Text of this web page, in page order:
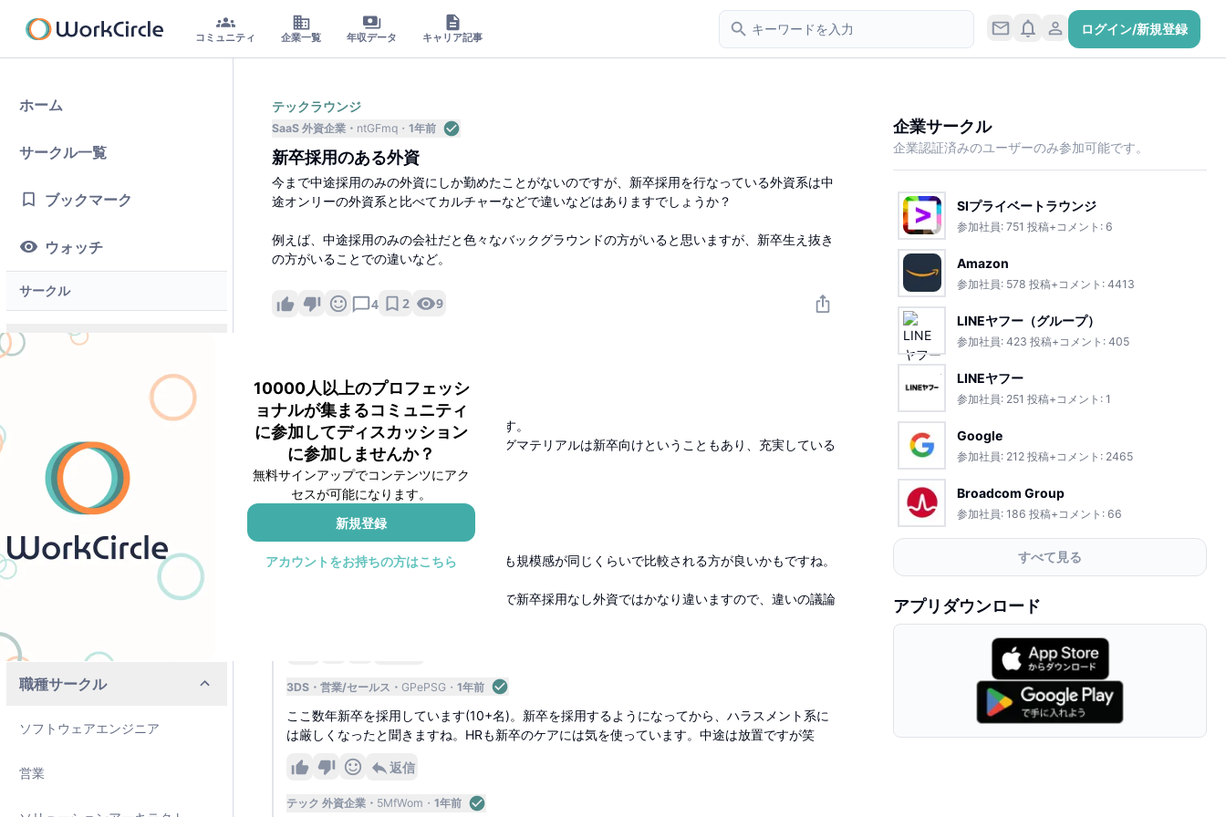
コミュニティ 企業一覧 年収データ キャリア記事
ログイン/新規登録
ホーム
サークル一覧
ブックマーク
ウォッチ
サークル
メインサークル
コンサルラウンジ
職種サークル
ソフトウェアエンジニア
営業
10000人以上のプロフェッシ
ョナルが集まるコミュニティ
に参加してディスカッション
に参加しませんか？
無料サインアップでコンテンツにアク
セスが可能になります。
新規登録
アカウントをお持ちの方はこちら
テックラウンジ
SaaS 外資企業 ntGFmq 1年前
新卒採用のある外資
今まで中途採用のみの外資にしか勤めたことがないのですが、新卒採用を行なっている外資系は中
途オンリーの外資系と比べてカルチャーなどで違いなどはありますでしょうか？
例えば、中途採用のみの会社だと色々なバックグラウンドの方がいると思いますが、新卒生え抜き
の方がいることでの違いなど。
4 2 9
SAP ji8Tbv 1年前
ウチは新卒採用、結構取ってる印象です。
なのでオンボーディングやトレーニングマテリアルは新卒向けということもあり、充実している
印象があります。
7 返信
通信 外資企業 Ow4OiU
どちらも経験ありますが、外資の中でも規模感が同じくらいで比較される方が良いかもですね。
大企業で新卒採用あり外資と、小規模で新卒採用なし外資ではかなり違いますので、違いの議論
3DS 営業/セールス GPePSG 1年前
ここ数年新卒を採用しています(10+名)。新卒を採用するようになってから、ハラスメント系に
は厳しくなったと聞きますね。HRも新卒のケアには気を使っています。中途は放置ですが笑
返信
テック 外資企業 5MfWom 1年前
企業サークル
企業認証済みのユーザーのみ参加可能です。
SIプライベートラウンジ
参加社員: 751 投稿+コメント: 6
Amazon
参加社員: 578 投稿+コメント: 4413
LINEヤフー（グループ）
参加社員: 423 投稿+コメント: 405
LINEヤフー
参加社員: 251 投稿+コメント: 1
Google
参加社員: 212 投稿+コメント: 2465
Broadcom Group
参加社員: 186 投稿+コメント: 66
すべて見る
アプリダウンロード